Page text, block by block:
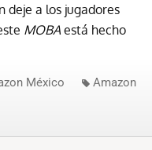
deje a los jugadores
MOBA está hecho
México Amazon